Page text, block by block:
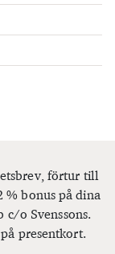
förtur till
% bonus på dina
o Svenssons.
presentkort.